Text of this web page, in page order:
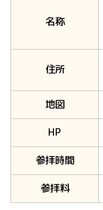
名称
住所
地図
HP
参拝時間
参拝料